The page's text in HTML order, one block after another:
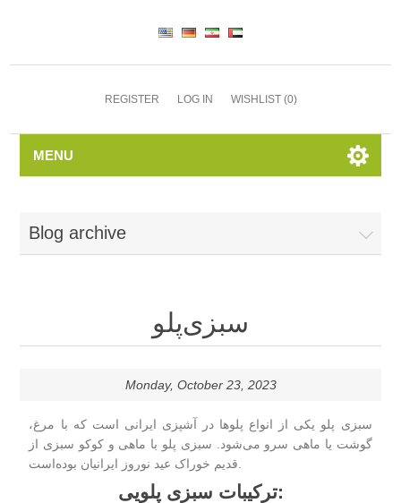
REGISTER LOG IN WISHLIST (0)
MENU
Blog archive
سبزی‌پلو
Monday, October 23, 2023
سبزی‌ پلو یکی از انواع پلوها در آشپزی ایرانی است که با مرغ،
گوشت یا ماهی سرو می‌شود. سبزی‌ پلو با ماهی و کوکو سبزی از
ترکیبات سبزی پلویی: